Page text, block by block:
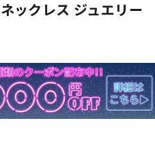
ックレス ジュエリー